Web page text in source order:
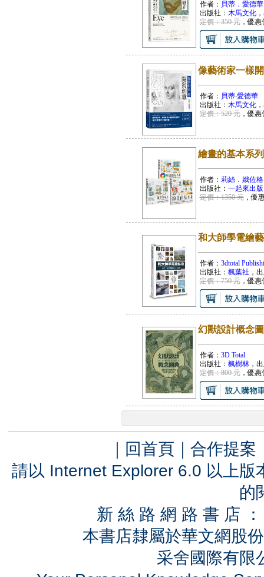
作者： 貝蒂．愛德華
出版社： 木馬文化
定價：350 元，優惠
像藝術家一樣
作者： 貝蒂‧愛德華
出版社： 木馬文化
定價：520 元，優惠
繪畫的基本系
作者： 莉絲．娥佐格
出版社： 一起來出版
定價：1350 元，優
和大師學電繪
作者： 3dtotal
出版社： 楓葉社 ，
定價：750 元，優惠
幻獸設計概念
作者： 3D Total
出版社： 楓樹林，
定價：800 元，優惠
｜ 回首頁 ｜ 合作提案
請以 Internet Explorer 6.0 以上
的
新 絲 路 網 路 書 店
本書店隸屬於華文網股
采舍國際有